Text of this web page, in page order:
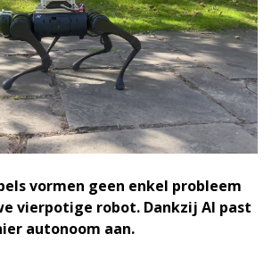
vormen geen enkel probleem
vierpotige robot. Dankzij AI past
autonoom aan.